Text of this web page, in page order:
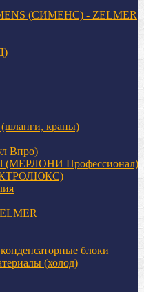
(СИМЕНС) - ZELMER
(шланги, краны)
Впро)
(МЕРЛОНИ Профессионал)
блоки
(холод)